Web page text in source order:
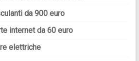
da 900 euro
internet da 60 euro
elettriche